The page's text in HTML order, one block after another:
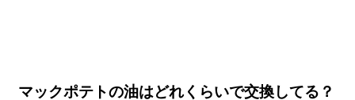
マックポテトの油はどれくらいで交換してる？